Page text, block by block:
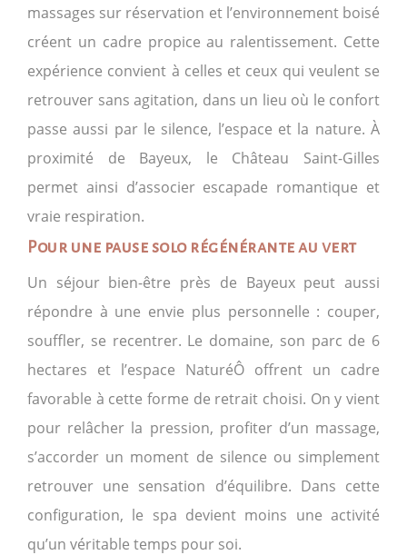
massages sur réservation et l’environnement boisé
créent un cadre propice au ralentissement. Cette
expérience convient à celles et ceux qui veulent se
retrouver sans agitation, dans un lieu où le confort
passe aussi par le silence, l’espace et la nature. À
proximité de Bayeux, le Château Saint-Gilles
permet ainsi d’associer escapade romantique et
vraie respiration.
Pour une pause solo régénérante au vert
Un séjour bien-être près de Bayeux peut aussi
répondre à une envie plus personnelle : couper,
souffler, se recentrer. Le domaine, son parc de 6
hectares et l’espace NaturéÔ offrent un cadre
favorable à cette forme de retrait choisi. On y vient
pour relâcher la pression, profiter d’un massage,
s’accorder un moment de silence ou simplement
retrouver une sensation d’équilibre. Dans cette
configuration, le spa devient moins une activité
qu’un véritable temps pour soi.